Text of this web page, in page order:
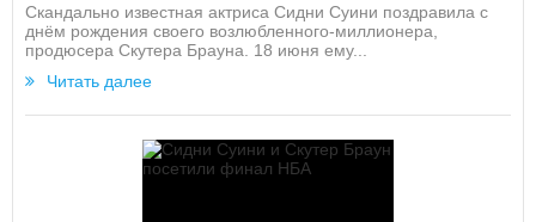
Скандально известная актриса Сидни Суини поздравила с
днём рождения своего возлюбленного-миллионера,
продюсера Скутера Брауна. 18 июня ему...
Читать далее